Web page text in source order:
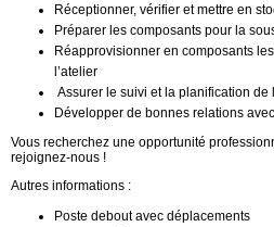
Réceptionner, vérifier et mettre en
Préparer les composants pour la
Réapprovisionner en composants
l’atelier
Assurer le suivi et la planification de
Développer de bonnes relations
Vous recherchez une opportunité
rejoignez-nous !
Autres informations :
Poste debout avec déplacements